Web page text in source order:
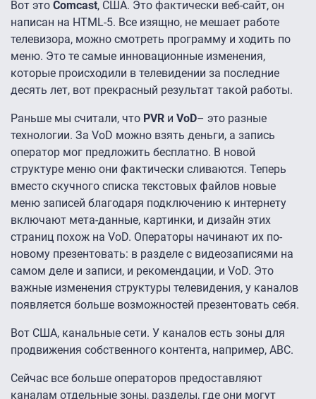
Вот это Comcast, США. Это фактически веб-сайт, он
написан на HTML-5. Все изящно, не мешает работе
телевизора, можно смотреть программу и ходить по
меню. Это те самые инновационные изменения,
которые происходили в телевидении за последние
десять лет, вот прекрасный результат такой работы.
Раньше мы считали, что PVR и VoD– это разные
технологии. За VoD можно взять деньги, а запись
оператор мог предложить бесплатно. В новой
структуре меню они фактически сливаются. Теперь
вместо скучного списка текстовых файлов новые
меню записей благодаря подключению к интернету
включают мета-данные, картинки, и дизайн этих
страниц похож на VoD. Операторы начинают их по-
новому презентовать: в разделе с видеозаписями на
самом деле и записи, и рекомендации, и VoD. Это
важные изменения структуры телевидения, у каналов
появляется больше возможностей презентовать себя.
Вот США, канальные сети. У каналов есть зоны для
продвижения собственного контента, например, ABC.
Сейчас все больше операторов предоставляют
каналам отдельные зоны, разделы, где они могут